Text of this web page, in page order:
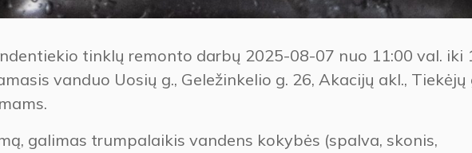
tinklų remonto darbų 2025-08-07 nuo 11:00 val. iki
vanduo Uosių g., Geležinkelio g. 26, Akacijų akl., Tiekėjų
galimas trumpalaikis vandens kokybės (spalva, skonis,